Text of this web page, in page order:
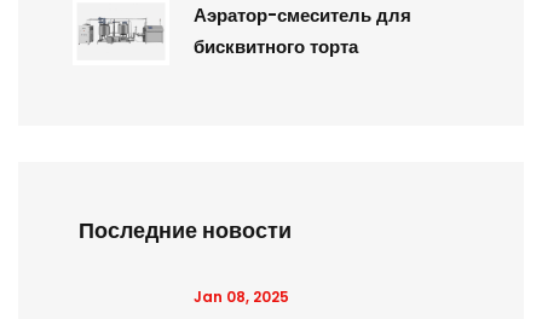
Аэратор-смеситель для
бисквитного торта
Последние новости
Jan 08, 2025